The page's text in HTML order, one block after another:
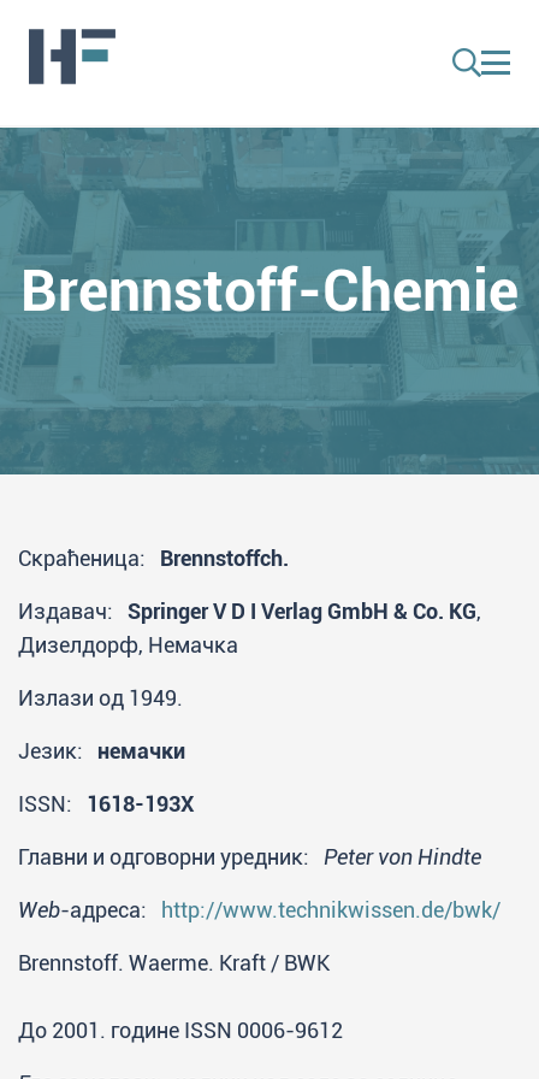
Brennstoff-Chemie
Скраћеница: Brennstoffch.
Издавач: Springer V D I Verlag GmbH & Co. KG,
Дизелдорф, Немачка
Излази од 1949.
Језик: немачки
ISSN: 1618-193X
Главни и одговорни уредник: Peter von Hindte
Web-адреса: http://www.technikwissen.de/bwk/
Brennstoff. Waerme. Kraft / BWK
До 2001. године ISSN 0006-9612